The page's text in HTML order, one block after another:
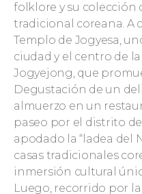
folklore y su colección
tradicional coreana. A
Templo de Jogyesa,
ciudad y el centro de
Jogyejong, que
Degustación de un
almuerzo en un
paseo por el distrito
apodado la “ladea del
casas tradicionales
inmersión cultural
Luego, recorrido por